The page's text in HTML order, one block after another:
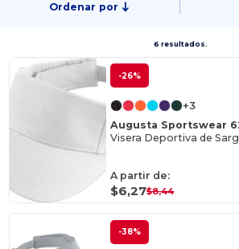
Ordenar por
6 resultados.
-26%
+3
Augusta Sportswear
Visera Deportiva de
A partir de:
$6,27$8,44
-38%